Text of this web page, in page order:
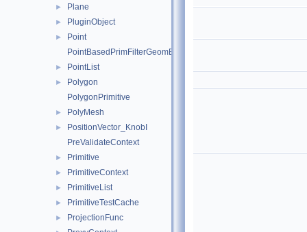
► Plane
► PluginObject
►
Point
PointBasedPrimFilterGeomEngineI
► PointList
►
Polygon
PolygonPrimitive
► PolyMesh
►
PositionVector_KnobI
PreValidateContext
► Primitive
► PrimitiveContext
► PrimitiveList
► PrimitiveTestCache
► ProjectionFunc